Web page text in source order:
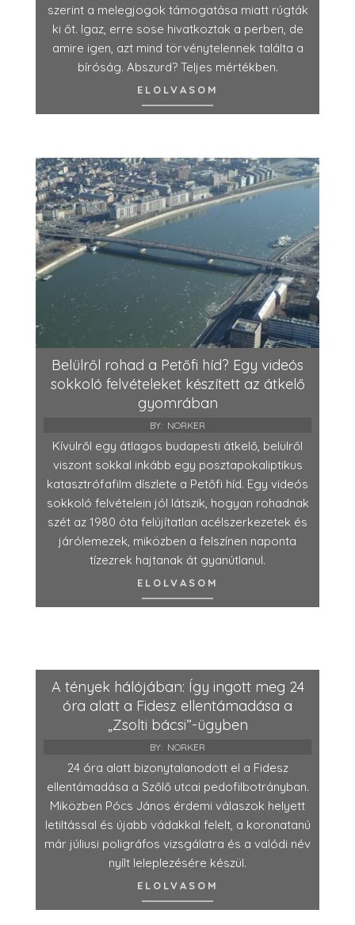
szerint a melegjogok támogatása miatt rúgták
ki őt. Igaz, erre sose hivatkoztak a perben, de
amire igen, azt mind törvénytelennek találta a
bíróság. Abszurd? Teljes mértékben.
ELOLVASOM
Belülről rohad a Petőfi híd? Egy videós
sokkoló felvételeket készített az átkelő
gyomrában
BY: NORKER
Kívülről egy átlagos budapesti átkelő, belülről
viszont sokkal inkább egy posztapokaliptikus
katasztrófafilm díszlete a Petőfi híd. Egy videós
sokkoló felvételein jól látszik, hogyan rohadnak
szét az 1980 óta felújítatlan acélszerkezetek és
járólemezek, miközben a felszínen naponta
tízezrek hajtanak át gyanútlanul.
ELOLVASOM
A tények hálójában: Így ingott meg 24
óra alatt a Fidesz ellentámadása a
„Zsolti bácsi”-ügyben
BY: NORKER
24 óra alatt bizonytalanodott el a Fidesz
ellentámadása a Szőlő utcai pedofilbotrányban.
Miközben Pócs János érdemi válaszok helyett
letiltással és újabb vádakkal felelt, a koronatanú
már júliusi poligráfos vizsgálatra és a valódi név
nyílt leleplezésére készül.
ELOLVASOM